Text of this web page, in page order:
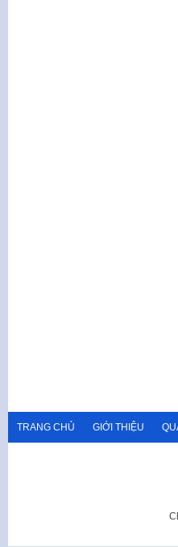
TRANG CHỦ GIỚI THIỆU